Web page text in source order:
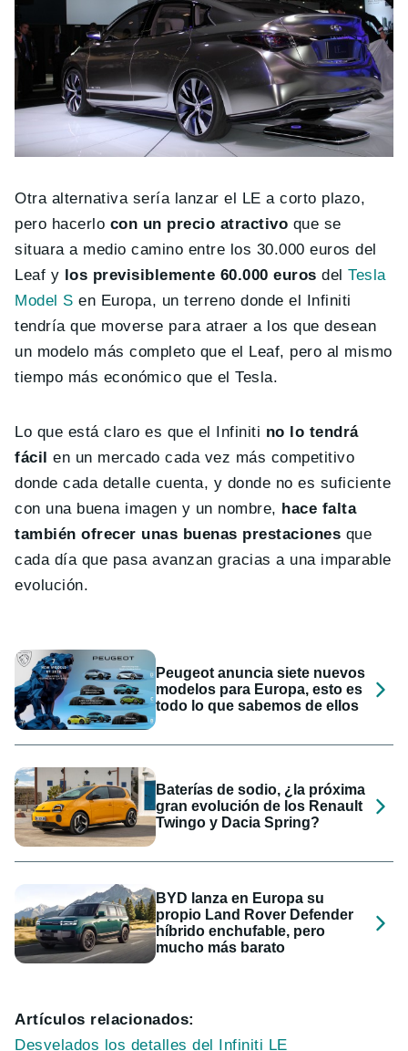
Otra alternativa sería lanzar el LE a corto plazo,
pero hacerlo con un precio atractivo que se
situara a medio camino entre los 30.000 euros del
Leaf y los previsiblemente 60.000 eurosdelTesla
Model S en Europa, un terreno donde el Infiniti
tendría que moverse para atraer a los que desean
un modelo más completo que el Leaf, pero al mismo
tiempo más económico que el Tesla.
Lo que está claro es que el Infiniti no lo tendrá
fácilen un mercado cada vez más competitivo
donde cada detalle cuenta, y donde no es suficiente
con una buena imagen y un nombre, hace falta
también ofrecer unas buenas prestaciones que
cada día que pasa avanzan gracias a una imparable
evolución.
Peugeot anuncia siete nuevos
modelos para Europa, esto es
todo lo que sabemos de ellos
Baterías de sodio, ¿la próxima
gran evolución de los Renault
Twingo y Dacia Spring?
BYD lanza en Europa su
propio Land Rover Defender
híbrido enchufable, pero
mucho más barato
Artículos relacionados:
Desvelados los detalles del Infiniti LE